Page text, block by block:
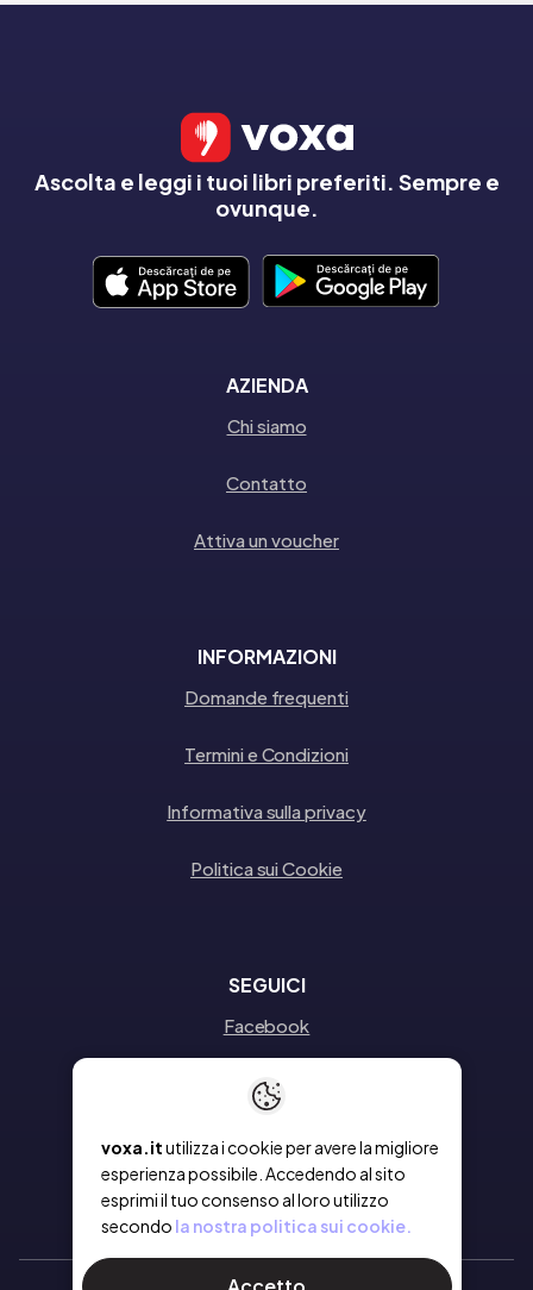
voxa.itutilizza i cookie per avere la migliore
esperienza possibile. Accedendo al sito
esprimi il tuo consenso al loro utilizzo
secondo la nostra politica sui cookie.
Ascolta e leggi i tuoi libri preferiti. Sempre e
ovunque.
AZIENDA
Chi siamo
Contatto
Attiva un voucher
INFORMAZIONI
Domande frequenti
Termini e Condizioni
Informativa sulla privacy
Politica sui Cookie
SEGUICI
Facebook
Instagram
Linkedin